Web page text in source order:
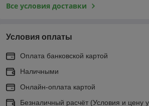
Все условия доставки
Условия оплаты
Оплата банковской картой
Наличными
Онлайн-оплата картой
Безналичный расчёт (Условия и цену